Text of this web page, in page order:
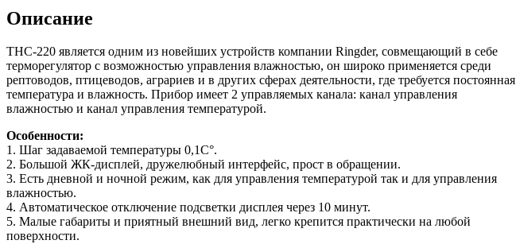
Описание
THC-220 является одним из новейших устройств компании Ringder, совмещающий в себе
терморегулятор с возможностью управления влажностью, он широко применяется среди
рептоводов, птицеводов, аграриев и в других сферах деятельности, где требуется постоянная
температура и влажность. Прибор имеет 2 управляемых канала: канал управления
влажностью и канал управления температурой.
Особенности:
1. Шаг задаваемой температуры 0,1С°.
2. Большой ЖК-дисплей, дружелюбный интерфейс, прост в обращении.
3. Есть дневной и ночной режим, как для управления температурой так и для управления
влажностью.
4. Автоматическое отключение подсветки дисплея через 10 минут.
5. Малые габариты и приятный внешний вид, легко крепится практически на любой
поверхности.